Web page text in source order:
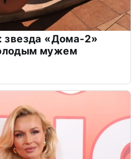
звезда «Дома-2»
мужем